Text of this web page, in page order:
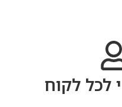
לכל לקוח